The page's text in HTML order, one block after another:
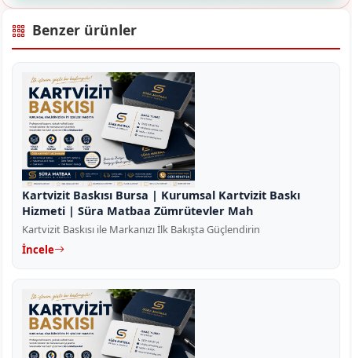
Benzer ürünler
Kartvizit Baskısı Bursa | Kurumsal Kartvizit Baskı
Hizmeti | Süra Matbaa Zümrütevler Mah
Kartvizit Baskısı ile Markanızı İlk Bakışta Güçlendirin
İncele